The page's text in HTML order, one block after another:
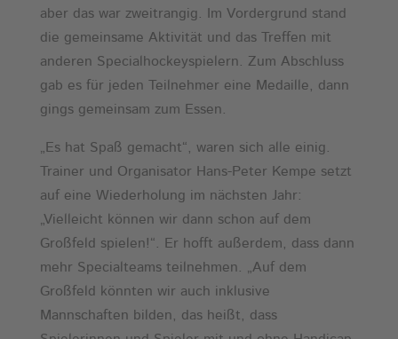
aber das war zweitrangig. Im Vordergrund stand
die gemeinsame Aktivität und das Treffen mit
anderen Specialhockeyspielern. Zum Abschluss
gab es für jeden Teilnehmer eine Medaille, dann
gings gemeinsam zum Essen.
„Es hat Spaß gemacht“, waren sich alle einig.
Trainer und Organisator Hans-Peter Kempe setzt
auf eine Wiederholung im nächsten Jahr:
„Vielleicht können wir dann schon auf dem
Großfeld spielen!“. Er hofft außerdem, dass dann
mehr Specialteams teilnehmen. „Auf dem
Großfeld könnten wir auch inklusive
Mannschaften bilden, das heißt, dass